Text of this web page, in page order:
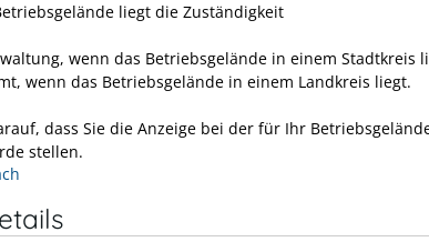
liegt die Zuständigkeit
wenn das Betriebsgelände in einem Stadtkreis
wenn das Betriebsgelände in einem Landkreis liegt.
dass Sie die Anzeige bei der für Ihr
stellen.